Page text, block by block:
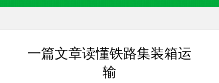
一篇文章读懂铁路集装箱运
输